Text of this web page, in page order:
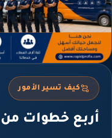
كيف تسير الأمور
خطوات من